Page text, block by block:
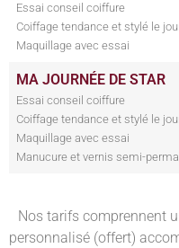
Essai conseil coiffure
Coiffage tendance et stylé le
Maquillage avec essai
MA JOURNÉE DE STAR
Essai conseil coiffure
Coiffage tendance et stylé le
Maquillage avec essai
Manucure et vernis semi-
Nos tarifs comprennent
personnalisé (offert)